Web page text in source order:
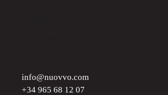
info@nuovvo.com
+34 965 68 12 07